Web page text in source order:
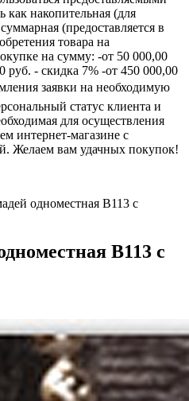
накопительная (для
(предоставляется в
товара на
на сумму: -от 50 000,00
руб. - скидка 7% -от 450 000,00
заявки на необходимую
статус клиента и
для осуществления
интернет-магазине с
Желаем вам удачных покупок!
одноместная B113 с
B113 с